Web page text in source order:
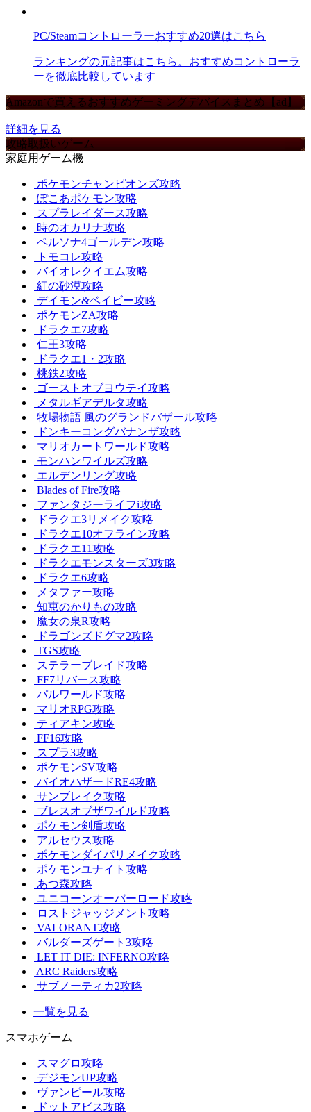
PC/Steamコントローラーおすすめ20選はこちら
ランキングの元記事はこちら。おすすめコントローラ
ーを徹底比較しています
Amazonで買えるおすすめゲーミングデバイスまとめ【ad】
詳細を見る
攻略取扱いゲーム
家庭用ゲーム機
ポケモンチャンピオンズ攻略
ぽこあポケモン攻略
スプラレイダース攻略
時のオカリナ攻略
ペルソナ4ゴールデン攻略
トモコレ攻略
バイオレクイエム攻略
紅の砂漠攻略
デイモン&ベイビー攻略
ポケモンZA攻略
ドラクエ7攻略
仁王3攻略
ドラクエ1・2攻略
桃鉄2攻略
ゴーストオブヨウテイ攻略
メタルギアデルタ攻略
牧場物語 風のグランドバザール攻略
ドンキーコングバナンザ攻略
マリオカートワールド攻略
モンハンワイルズ攻略
エルデンリング攻略
Blades of Fire攻略
ファンタジーライフi攻略
ドラクエ3リメイク攻略
ドラクエ10オフライン攻略
ドラクエ11攻略
ドラクエモンスターズ3攻略
ドラクエ6攻略
メタファー攻略
知恵のかりもの攻略
魔女の泉R攻略
ドラゴンズドグマ2攻略
TGS攻略
ステラーブレイド攻略
FF7リバース攻略
パルワールド攻略
マリオRPG攻略
ティアキン攻略
FF16攻略
スプラ3攻略
ポケモンSV攻略
バイオハザードRE4攻略
サンブレイク攻略
ブレスオブザワイルド攻略
ポケモン剣盾攻略
アルセウス攻略
ポケモンダイパリメイク攻略
ポケモンユナイト攻略
あつ森攻略
ユニコーンオーバーロード攻略
ロストジャッジメント攻略
VALORANT攻略
バルダーズゲート3攻略
LET IT DIE: INFERNO攻略
ARC Raiders攻略
サブノーティカ2攻略
一覧を見る
スマホゲーム
スマグロ攻略
デジモンUP攻略
ヴァンピール攻略
ドットアビス攻略